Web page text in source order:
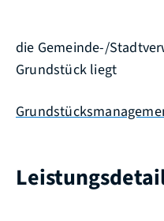
die Gemeinde-/
Grundstück liegt